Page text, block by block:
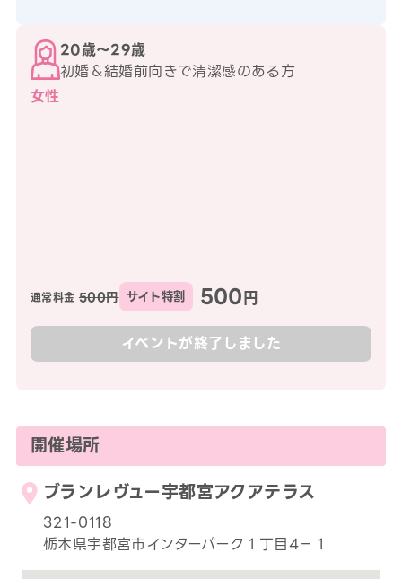
女性
20歳〜29歳
初婚＆結婚前向きで清潔感のある方
通常料金 500円 サイト特割 500円
イベントが終了しました
開催場所
ブランレヴュー宇都宮アクアテラス
321-0118
栃木県宇都宮市インターパーク１丁目4−１